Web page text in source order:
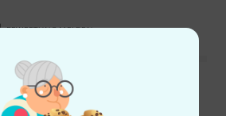
BEWERTUNG MELDEN
Bernhard G. 29.11.2025